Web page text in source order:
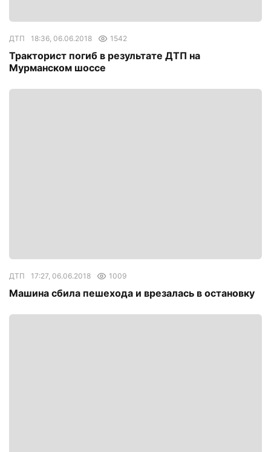
ДТП 18:36, 06.06.2018 1542
Тракторист погиб в результате ДТП на
Мурманском шоссе
ДТП 17:27, 06.06.2018 1009
Машина сбила пешехода и врезалась в остановку